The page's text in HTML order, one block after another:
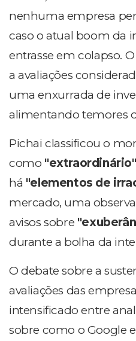
nenhuma empresa
caso o atual boom da
entrasse em colapso.
a avaliações
uma enxurrada de
alimentando temores
Pichai classificou o
como "extraordinário"
há "elementos de
mercado, uma
avisos sobre
durante a bolha da
O debate sobre a
avaliações das
intensificado entre
sobre como o Google